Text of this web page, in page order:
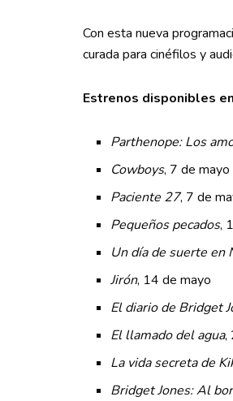
Con esta nueva
curada para cinéfilos y
Estrenos disponibles
Parthenope: Los
Cowboys, 7 de mayo
Paciente 27, 7 de
Pequeños pecados,
Un día de suerte en
Jirón, 14 de mayo
El diario de Bridget
El llamado del agua,
La vida secreta de
Bridget Jones: Al